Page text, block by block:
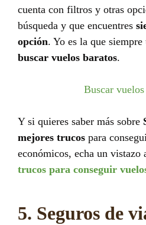
cuenta con filtros y otras
búsqueda y que encuentres
opción. Yo es la que
buscar vuelos baratos.
Buscar
Y si quieres saber más sobre
mejores trucos para
económicos, echa un vistazo
trucos para conseguir
5. Seguros de